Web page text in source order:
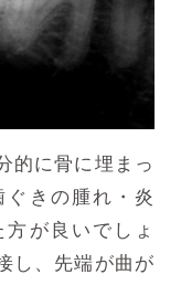
的に骨に埋まっ
きの腫れ・炎
が良いでしょ
し、先端が曲が